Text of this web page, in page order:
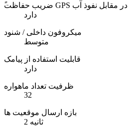
ًضریب حفاظت GPS در مقابل نفوذ آب
دارد
میکروفون داخلی / شنود
متوسط
قابلیت استفاده از پیامک
دارد
ظرفیت تعداد ماهواره
32
بازه ارسال موقعیت ها
2 ثانیه